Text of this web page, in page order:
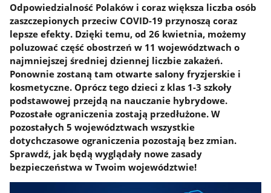
Odpowiedzialność Polaków i coraz większa liczba osób
zaszczepionych przeciw COVID-19 przynoszą coraz
lepsze efekty. Dzięki temu, od 26 kwietnia, możemy
poluzować część obostrzeń w 11 województwach o
najmniejszej średniej dziennej liczbie zakażeń.
Ponownie zostaną tam otwarte salony fryzjerskie i
kosmetyczne. Oprócz tego dzieci z klas 1-3 szkoły
podstawowej przejdą na nauczanie hybrydowe.
Pozostałe ograniczenia zostają przedłużone. W
pozostałych 5 województwach wszystkie
dotychczasowe ograniczenia pozostają bez zmian.
Sprawdź, jak będą wyglądały nowe zasady
bezpieczeństwa w Twoim województwie!